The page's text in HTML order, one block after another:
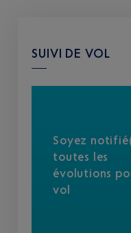
SUIVI DE VOL
Soyez
toutes les
évolutions
vol